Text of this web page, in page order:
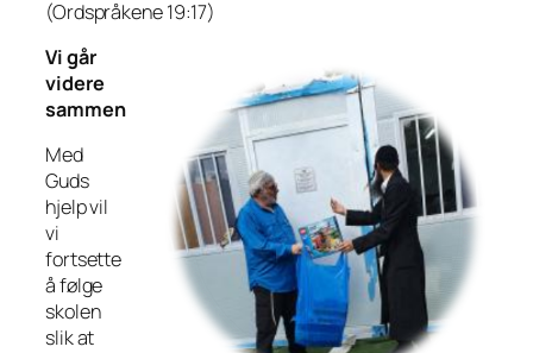
(Ordspråkene 19:17)
Vi går
videre
sammen
Med
Guds
hjelp vil
vi
fortsette
å følge
skolen
slik at